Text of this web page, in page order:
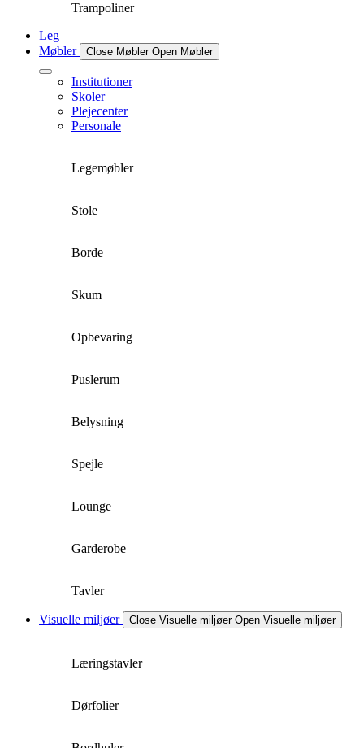
Trampoliner
Leg
Møbler
Close Møbler Open Møbler
Institutioner
Skoler
Plejecenter
Personale
Legemøbler
Stole
Borde
Skum
Opbevaring
Puslerum
Belysning
Spejle
Lounge
Garderobe
Tavler
Visuelle miljøer Close Visuelle miljøer Open Visuelle miljøer
Læringstavler
Dørfolier